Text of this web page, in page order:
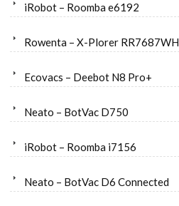
iRobot – Roomba e6192
Rowenta – X-Plorer RR7687WH
Ecovacs – Deebot N8 Pro+
Neato – BotVac D750
iRobot – Roomba i7156
Neato – BotVac D6 Connected